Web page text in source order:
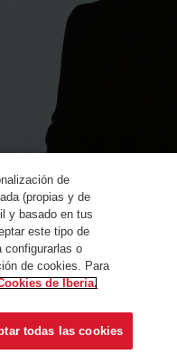
de
(propias y de
y basado en tus
este tipo de
configurarlas o
de cookies. Para
de Iberia.
todas las cookies